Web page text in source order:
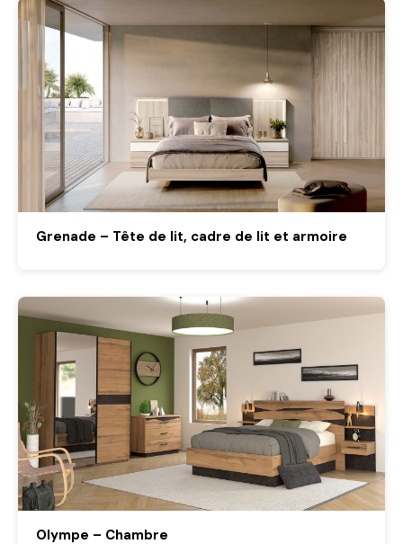
Grenade – Tête de lit, cadre de lit et armoire
Olympe – Chambre